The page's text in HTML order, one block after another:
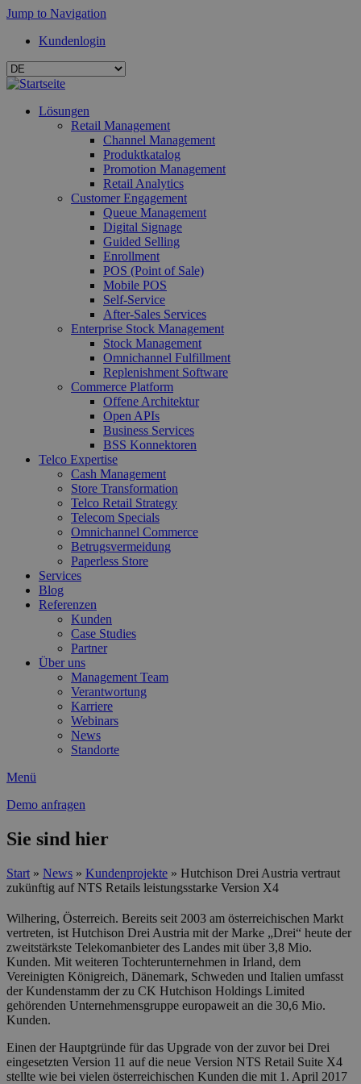
Jump to Navigation
Kundenlogin
Lösungen
Retail Management
Channel Management
Produktkatalog
Promotion Management
Retail Analytics
Customer Engagement
Queue Management
Digital Signage
Guided Selling
Enrollment
POS (Point of Sale)
Mobile POS
Self-Service
After-Sales Services
Enterprise Stock Management
Stock Management
Omnichannel Fulfillment
Replenishment Software
Commerce Platform
Offene Architektur
Open APIs
Business Services
BSS Konnektoren
Telco Expertise
Cash Management
Store Transformation
Telco Retail Strategy
Telecom Specials
Omnichannel Commerce
Betrugsvermeidung
Paperless Store
Services
Blog
Referenzen
Kunden
Case Studies
Partner
Über uns
Management Team
Verantwortung
Karriere
Webinars
News
Standorte
Menü
Demo anfragen
Sie sind hier
Start » News » Kundenprojekte » Hutchison Drei Austria vertraut
zukünftig auf NTS Retails leistungsstarke Version X4
Wilhering, Österreich. Bereits seit 2003 am österreichischen Markt
vertreten, ist Hutchison Drei Austria mit der Marke „Drei“ heute der
zweitstärkste Telekomanbieter des Landes mit über 3,8 Mio.
Kunden. Mit weiteren Tochterunternehmen in Irland, dem
Vereinigten Königreich, Dänemark, Schweden und Italien umfasst
der Kundenstamm der zu CK Hutchison Holdings Limited
gehörenden Unternehmensgruppe europaweit an die 30,6 Mio.
Kunden.
Einen der Hauptgründe für das Upgrade von der zuvor bei Drei
eingesetzten Version 11 auf die neue Version NTS Retail Suite X4
stellte wie bei vielen österreichischen Kunden die mit 1. April 2017